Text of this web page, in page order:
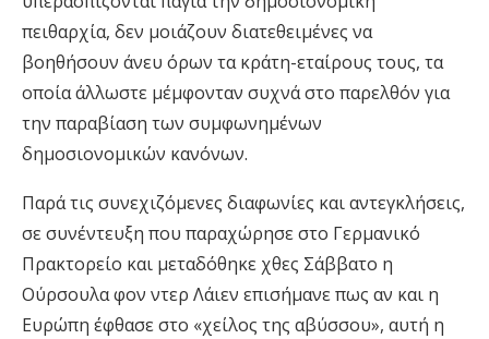
πειθαρχία, δεν μοιάζουν διατεθειμένες να
βοηθήσουν άνευ όρων τα κράτη-εταίρους τους, τα
οποία άλλωστε μέμφονταν συχνά στο παρελθόν για
την παραβίαση των συμφωνημένων
δημοσιονομικών κανόνων.
Παρά τις συνεχιζόμενες διαφωνίες και αντεγκλήσεις,
σε συνέντευξη που παραχώρησε στο Γερμανικό
Πρακτορείο και μεταδόθηκε χθες Σάββατο η
Ούρσουλα φον ντερ Λάιεν επισήμανε πως αν και η
Ευρώπη έφθασε στο «χείλος της αβύσσου», αυτή η